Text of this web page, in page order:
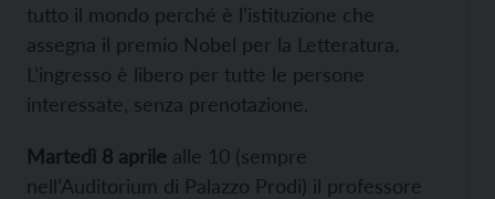
tutto il mondo perché è l’istituzione che
assegna il premio Nobel per la Letteratura.
L’ingresso è libero per tutte le persone
interessate, senza prenotazione.
Martedì 8 aprile alle 10 (sempre
nell’Auditorium di Palazzo Prodi) il professore